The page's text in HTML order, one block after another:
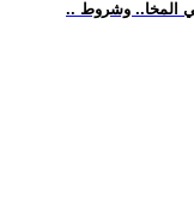
المخا.. وشروط